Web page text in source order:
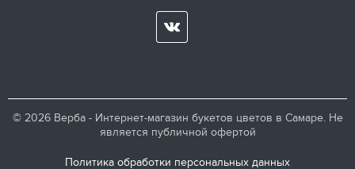
© 2026 Верба - Интернет-магазин букетов цветов в Самаре. Не
является публичной офертой
Политика обработки персональных данных